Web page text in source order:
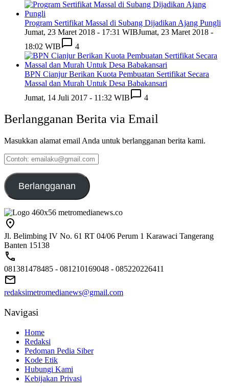
Program Sertifikat Massal di Subang Dijadikan Ajang Pungli
Jumat, 23 Maret 2018 - 17:31 WIBJumat, 23 Maret 2018 -
18:02 WIB
4
BPN Cianjur Berikan Kuota Pembuatan Sertifikat Secara
Massal dan Murah Untuk Desa Babakansari
Jumat, 14 Juli 2017 - 11:32 WIB
4
Berlangganan Berita via Email
Masukkan alamat email Anda untuk berlangganan berita kami.
Contoh:
emailaku@gmail.com
Berlangganan
Jl. Belimbing IV No. 61 RT 04/06 Perum 1 Karawaci Tangerang
Banten 15138
081381478485 - 081210169048 - 085220226411
redaksimetromedianews@gmail.com
Navigasi
Home
Redaksi
Pedoman Pedia Siber
Kode Etik
Hubungi Kami
Kebijakan Privasi